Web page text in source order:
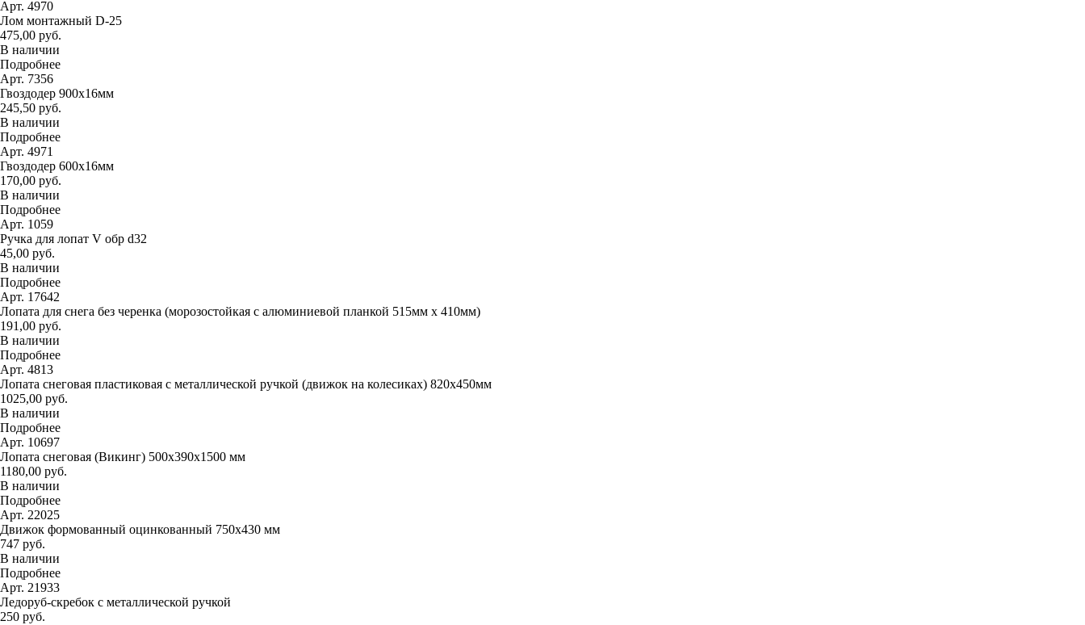
Арт. 4970
Лом монтажный D-25
475,00 руб.
В наличии
Подробнее
Арт. 7356
Гвоздодер 900х16мм
245,50 руб.
В наличии
Подробнее
Арт. 4971
Гвоздодер 600х16мм
170,00 руб.
В наличии
Подробнее
Арт. 1059
Ручка для лопат V обр d32
45,00 руб.
В наличии
Подробнее
Арт. 17642
Лопата для снега без черенка (морозостойкая с алюминиевой планкой 515мм х 410мм)
191,00 руб.
В наличии
Подробнее
Арт. 4813
Лопата снеговая пластиковая с металлической ручкой (движок на колесиках) 820х450мм
1025,00 руб.
В наличии
Подробнее
Арт. 10697
Лопата снеговая (Викинг) 500х390х1500 мм
1180,00 руб.
В наличии
Подробнее
Арт. 22025
Движок формованный оцинкованный 750х430 мм
747 руб.
В наличии
Подробнее
Арт. 21933
Ледоруб-скребок с металлической ручкой
250 руб.